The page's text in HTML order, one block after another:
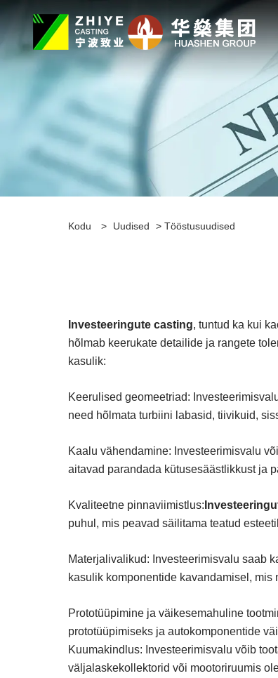
Kodu > Uudised > Tööstusuudised
Investeeringute casting, tuntud ka kui
hõlmab keerukate detailide ja rangete
kasulik:
Keerulised geomeetriad:
need hõlmata turbiini labasid, tiivikuid,
Kaalu vähendamine: Investeerimisvalu
aitavad parandada kütusesäästlikkust ja
Kvaliteetne pinnaviimistlus:
puhul, mis peavad säilitama teatud
Materjalivalikud: Investeerimisvalu saab
kasulik komponentide kavandamisel,
Prototüüpimine ja väikesemahuline
prototüüpimiseks ja autokomponentide
Kuumakindlus: Investeerimisvalu võib
väljalaskekollektorid või mootoriruumis